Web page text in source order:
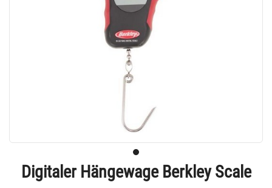
Digitaler Hängewage Berkley Scale